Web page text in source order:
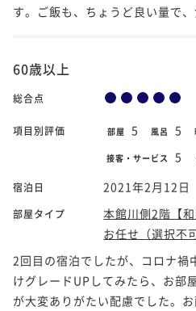
す。ご飯も、ちょうど良い量で
60歳以上
総合点
項目別評価 部屋 5 風呂 5
接客・サービス 5
宿泊日 2021年2月12日
部屋タイプ
本館川側2階【
お任せ（選択不
2回目の宿泊でしたが、コロナ禍
けグレードUPしてみたら、お部
が大変ありがたい配慮でした。